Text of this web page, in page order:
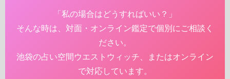
「私の場合はどうすればいい？」
そんな時は、対面・オンライン鑑定で個別にご相談く
ださい。
池袋の占い空間ウエストウィッチ、またはオンライン
で対応しています。